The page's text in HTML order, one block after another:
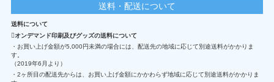
送料・配送について
送料について
オンデマンド印刷及びグッズの送料について
・お買い上げ金額が5,000円未満の場合には、配送先の地域に応じて別途送料がかかりま
す。
（2019年6月より）
・2ヶ所目の配送先からは、お買い上げ金額にかかわらず地域に応じて別途送料がかかりま